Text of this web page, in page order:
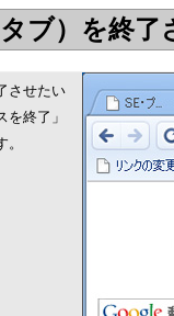
ブ）を終了
させたい
終了」